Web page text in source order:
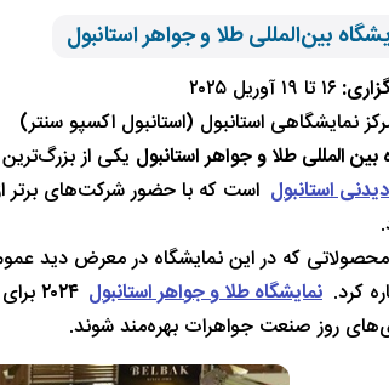
۱۶ تا ۱۹ آوریل ۲۰۲۵
نمایشگاهی استانبول (استانبول اکسپو سنتر)
بین المللی طلا و جواهر استانبول یکی از
استانبول است که با حضور شرکت‌های برتر
که در این نمایشگاه در معرض دید
کرد. نمایشگاه طلا و جواهر استانبول
روز صنعت جواهرات بهره‌مند شوند.